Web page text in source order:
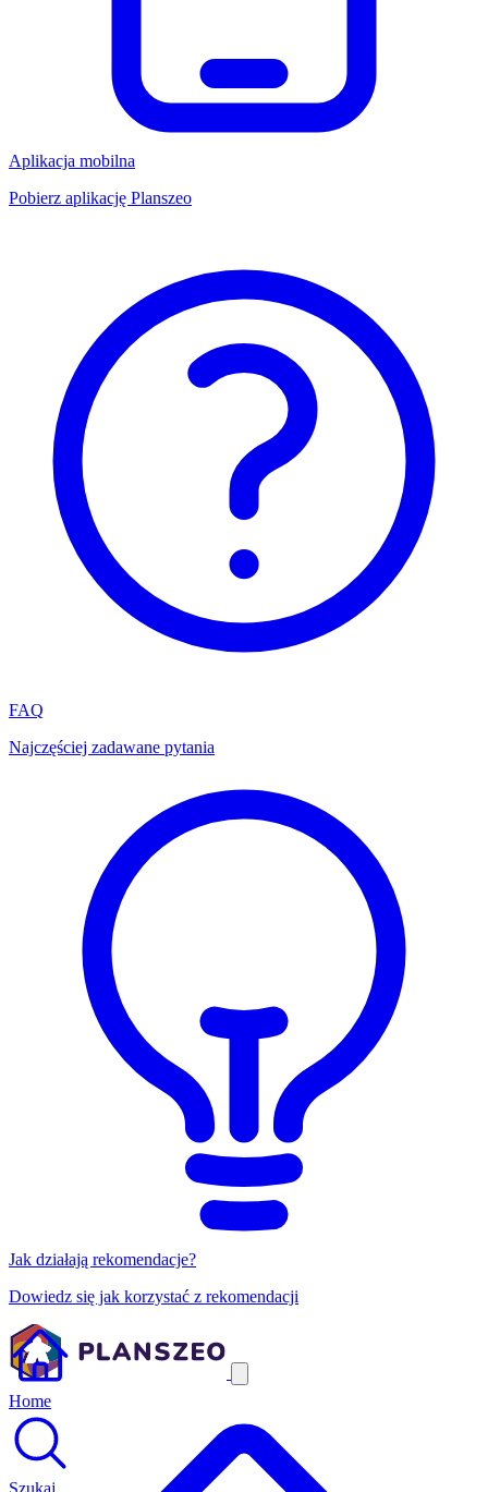
Aplikacja mobilna
Pobierz aplikację Planszeo
FAQ
Najczęściej zadawane pytania
Jak działają rekomendacje?
Dowiedz się jak korzystać z rekomendacji
Home
Szukaj